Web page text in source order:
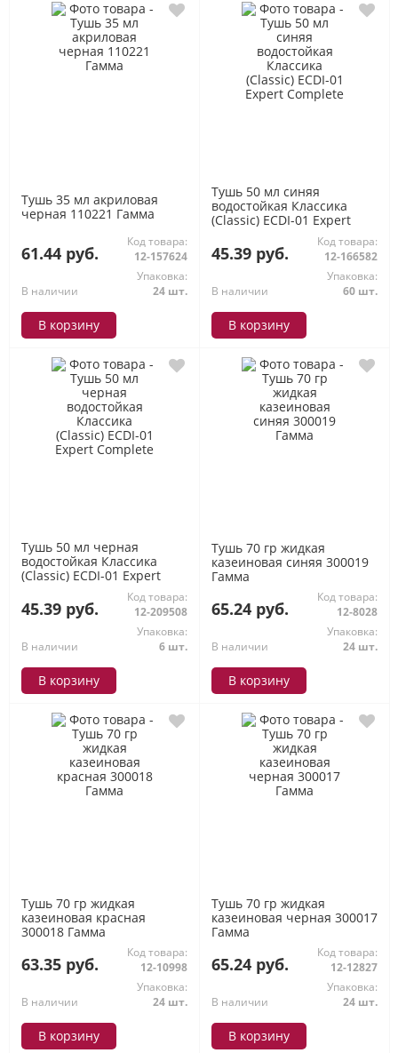
Тушь 35 мл акриловая
черная 110221 Гамма
61.44 руб.
Код товара:
12-157624
В наличии
Упаковка:
24 шт.
В корзину
Тушь 50 мл синяя
водостойкая Классика
(Classic) ECDI-01 Expert
45.39 руб.
Код товара:
12-166582
В наличии
Упаковка:
60 шт.
В корзину
Тушь 50 мл черная
водостойкая Классика
(Classic) ECDI-01 Expert
45.39 руб.
Код товара:
12-209508
В наличии
Упаковка:
6 шт.
В корзину
Тушь 70 гр жидкая
казеиновая синяя 300019
Гамма
65.24 руб.
Код товара:
12-8028
В наличии
Упаковка:
24 шт.
В корзину
Тушь 70 гр жидкая
казеиновая красная
300018 Гамма
63.35 руб.
Код товара:
12-10998
В наличии
Упаковка:
24 шт.
В корзину
Тушь 70 гр жидкая
казеиновая черная 300017
Гамма
65.24 руб.
Код товара:
12-12827
В наличии
Упаковка:
24 шт.
В корзину